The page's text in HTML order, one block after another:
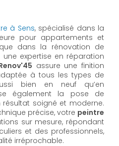
à Sens, spécialisé dans la
pour appartements et
dans la rénovation de
une expertise en réparation
assure une finition
à tous les types de
bien en neuf qu’en
également la pose de
soigné et moderne.
précise, votre peintre
sur mesure, répondant
et des professionnels,
irréprochable.